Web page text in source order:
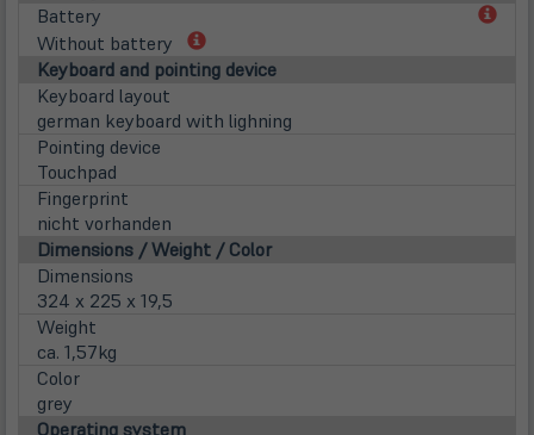
Battery
Without battery
(öffnet
in
Tab)
Keyboard and pointing device
Keyboard layout
german keyboard with lighning
Pointing device
Touchpad
Fingerprint
nicht vorhanden
Dimensions / Weight / Color
Dimensions
324 x 225 x 19,5
Weight
ca. 1,57kg
Color
grey
Operating system